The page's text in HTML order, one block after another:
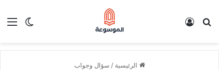
الوضع بحث عن
الرئيسية / سؤال وجواب